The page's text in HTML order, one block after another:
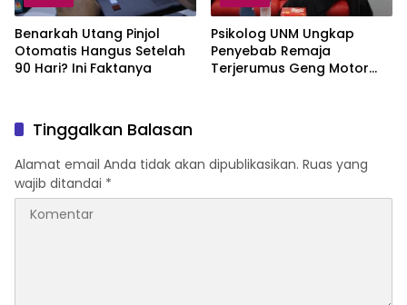
Benarkah Utang Pinjol
Otomatis Hangus Setelah
90 Hari? Ini Faktanya
Psikolog UNM Ungkap
Penyebab Remaja
Terjerumus Geng Motor
Tinggalkan Balasan
Alamat email Anda tidak akan dipublikasikan. Ruas yang
wajib ditandai *